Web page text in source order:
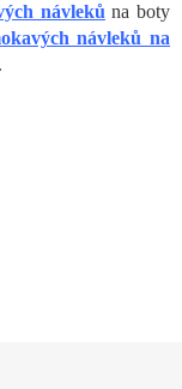
návleků na boty
návleků na
.